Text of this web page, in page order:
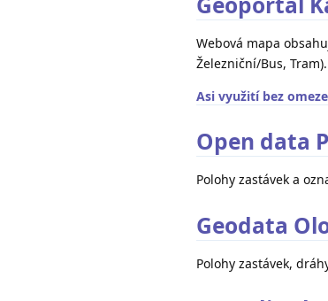
Webová mapa
Železniční/Bus,
Asi využití bez
Open data
Polohy zastávek a
Geodata
Polohy zastávek,